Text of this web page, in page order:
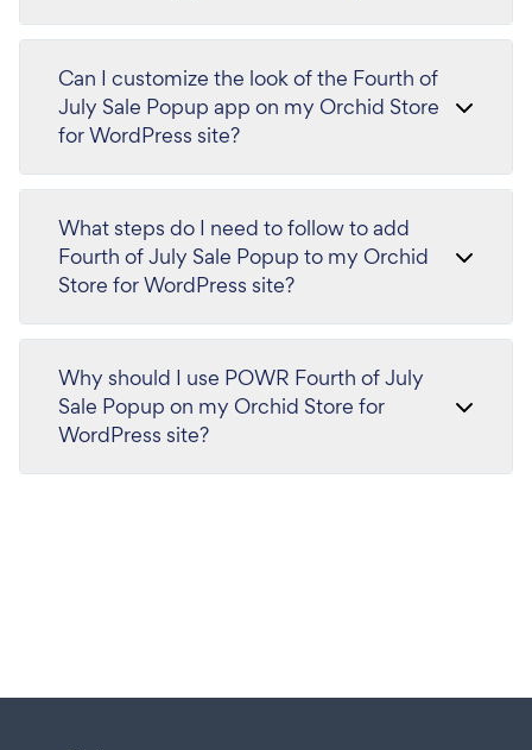
Can I customize the look of the Fourth of
July Sale Popup app on my Orchid Store
for WordPress site?
What steps do I need to follow to add
Fourth of July Sale Popup to my Orchid
Store for WordPress site?
Why should I use POWR Fourth of July
Sale Popup on my Orchid Store for
WordPress site?